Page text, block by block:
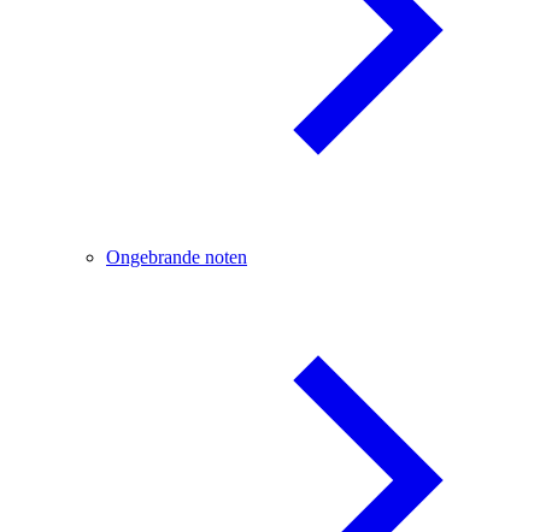
Ongebrande noten